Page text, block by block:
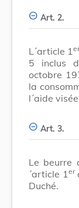
Art. 2.
L´article 1 er
5 inclus
octobre
la
l´aide
Art. 3.
Le beurre
´article 1 er
Duché.